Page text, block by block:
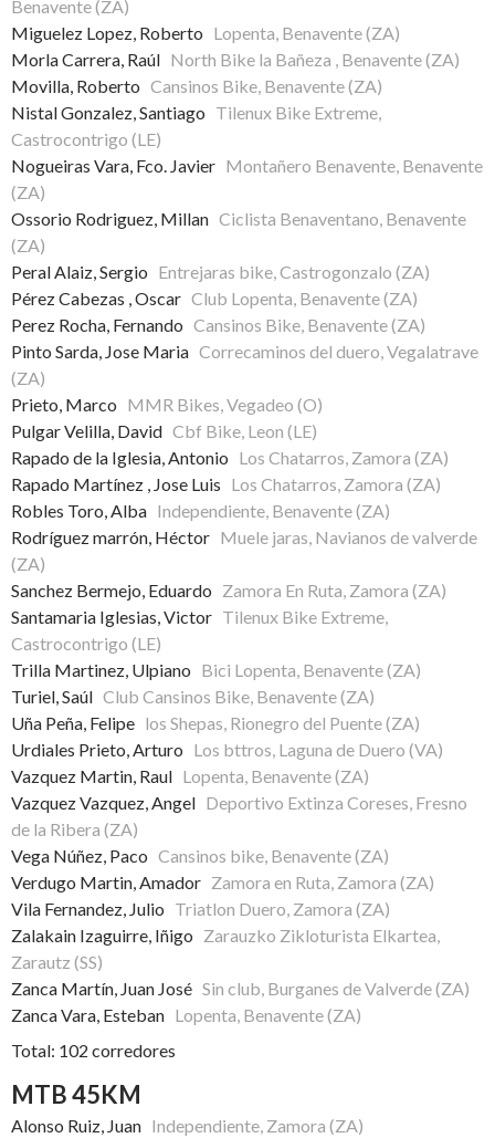
Benavente (ZA)
Miguelez Lopez, Roberto Lopenta, Benavente (ZA)
Morla Carrera, Raúl North Bike la Bañeza , Benavente (ZA)
Movilla, Roberto Cansinos Bike, Benavente (ZA)
Nistal Gonzalez, Santiago Tilenux Bike Extreme,
Castrocontrigo (LE)
Nogueiras Vara, Fco. Javier Montañero Benavente, Benavente
(ZA)
Ossorio Rodriguez, Millan Ciclista Benaventano, Benavente
(ZA)
Peral Alaiz, Sergio Entrejaras bike, Castrogonzalo (ZA)
Pérez Cabezas , Oscar Club Lopenta, Benavente (ZA)
Perez Rocha, Fernando Cansinos Bike, Benavente (ZA)
Pinto Sarda, Jose Maria Correcaminos del duero, Vegalatrave
(ZA)
Prieto, Marco MMR Bikes, Vegadeo (O)
Pulgar Velilla, David Cbf Bike, Leon (LE)
Rapado de la Iglesia, Antonio Los Chatarros, Zamora (ZA)
Rapado Martínez , Jose Luis Los Chatarros, Zamora (ZA)
Robles Toro, Alba Independiente, Benavente (ZA)
Rodríguez marrón, Héctor Muele jaras, Navianos de valverde
(ZA)
Sanchez Bermejo, Eduardo Zamora En Ruta, Zamora (ZA)
Santamaria Iglesias, Victor Tilenux Bike Extreme,
Castrocontrigo (LE)
Trilla Martinez, Ulpiano Bici Lopenta, Benavente (ZA)
Turiel, Saúl Club Cansinos Bike, Benavente (ZA)
Uña Peña, Felipe los Shepas, Rionegro del Puente (ZA)
Urdiales Prieto, Arturo Los bttros, Laguna de Duero (VA)
Vazquez Martin, Raul Lopenta, Benavente (ZA)
Vazquez Vazquez, Angel Deportivo Extinza Coreses, Fresno
de la Ribera (ZA)
Vega Núñez, Paco Cansinos bike, Benavente (ZA)
Verdugo Martin, Amador Zamora en Ruta, Zamora (ZA)
Vila Fernandez, Julio Triatlon Duero, Zamora (ZA)
Zalakain Izaguirre, Iñigo Zarauzko Zikloturista Elkartea,
Zarautz (SS)
Zanca Martín, Juan José Sin club, Burganes de Valverde (ZA)
Zanca Vara, Esteban Lopenta, Benavente (ZA)
Total: 102 corredores
MTB 45KM
Alonso Ruiz, Juan Independiente, Zamora (ZA)